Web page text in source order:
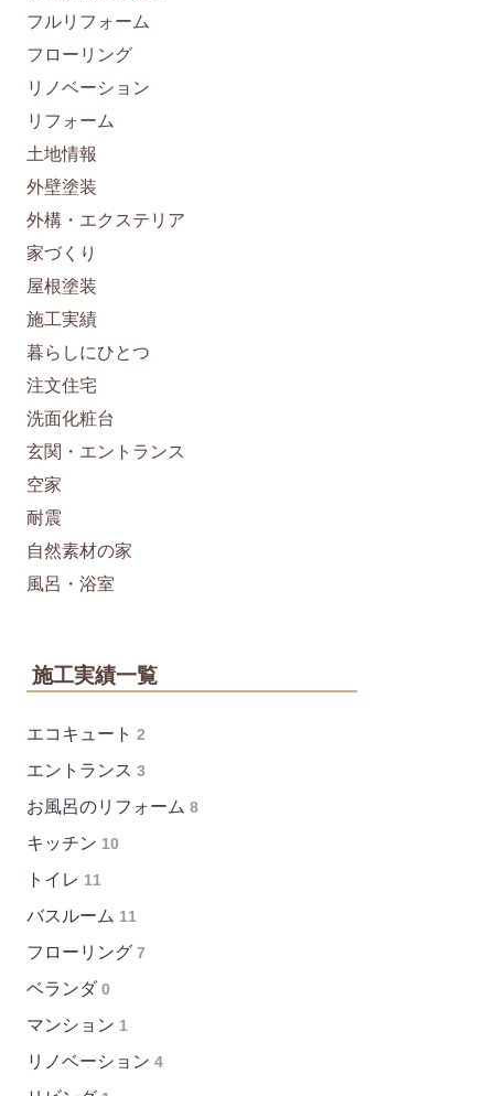
フルリフォーム
フローリング
リノベーション
リフォーム
土地情報
外壁塗装
外構・エクステリア
家づくり
屋根塗装
施工実績
暮らしにひとつ
注文住宅
洗面化粧台
玄関・エントランス
空家
耐震
自然素材の家
風呂・浴室
施工実績一覧
エコキュート 2
エントランス 3
お風呂のリフォーム 8
キッチン 10
トイレ 11
バスルーム 11
フローリング 7
ベランダ 0
マンション 1
リノベーション 4